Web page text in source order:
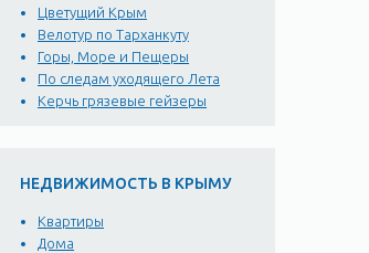
Цветущий Крым
Велотур по Тарханкуту
Горы, Море и Пещеры
По следам уходящего Лета
Керчь грязевые гейзеры
НЕДВИЖИМОСТЬ В КРЫМУ
Квартиры
Дома